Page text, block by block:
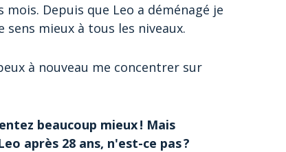
Depuis que Leo a déménagé je
mieux à tous les niveaux.
à nouveau me concentrer sur
beaucoup mieux ! Mais
après 28 ans, n'est-ce pas ?